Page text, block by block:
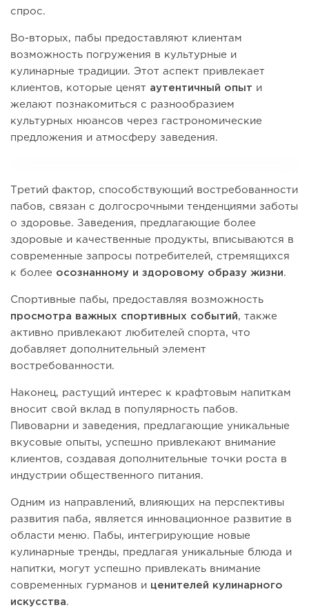
спрос.
Во-вторых, пабы предоставляют клиентам
возможность погружения в культурные и
кулинарные традиции. Этот аспект привлекает
клиентов, которые ценят аутентичный опыт и
желают познакомиться с разнообразием
культурных нюансов через гастрономические
предложения и атмосферу заведения.
Третий фактор, способствующий востребованности
пабов, связан с долгосрочными тенденциями заботы
о здоровье. Заведения, предлагающие более
здоровые и качественные продукты, вписываются в
современные запросы потребителей, стремящихся
к более осознанному и здоровому образу жизни.
Спортивные пабы, предоставляя возможность
просмотра важных спортивных событий, также
активно привлекают любителей спорта, что
добавляет дополнительный элемент
востребованности.
Наконец, растущий интерес к крафтовым напиткам
вносит свой вклад в популярность пабов.
Пивоварни и заведения, предлагающие уникальные
вкусовые опыты, успешно привлекают внимание
клиентов, создавая дополнительные точки роста в
индустрии общественного питания.
Одним из направлений, влияющих на перспективы
развития паба, является инновационное развитие в
области меню. Пабы, интегрирующие новые
кулинарные тренды, предлагая уникальные блюда и
напитки, могут успешно привлекать внимание
современных гурманов и ценителей кулинарного
искусства.